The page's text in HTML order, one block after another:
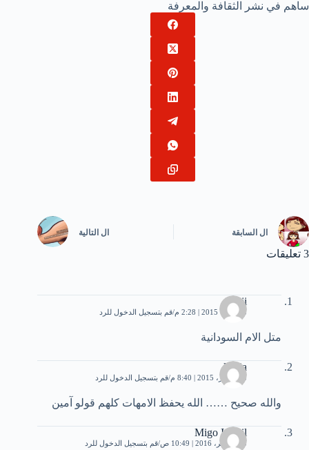
ساهم في نشر الثقافة والمعرفة
ال السابقة ال التالية
3 تعليقات
shoji
5 أكتوبر، 2015 | 2:28 م قم بتسجيل الدخول للرد
متل الام السودانية
lamia
13 أكتوبر، 2015 | 8:40 م قم بتسجيل الدخول للرد
والله صحيح …… الله يحفظ الامهات كلهم قولو آمين
Migo Ismail
15 نوفمبر، 2016 | 10:49 ص قم بتسجيل الدخول للرد